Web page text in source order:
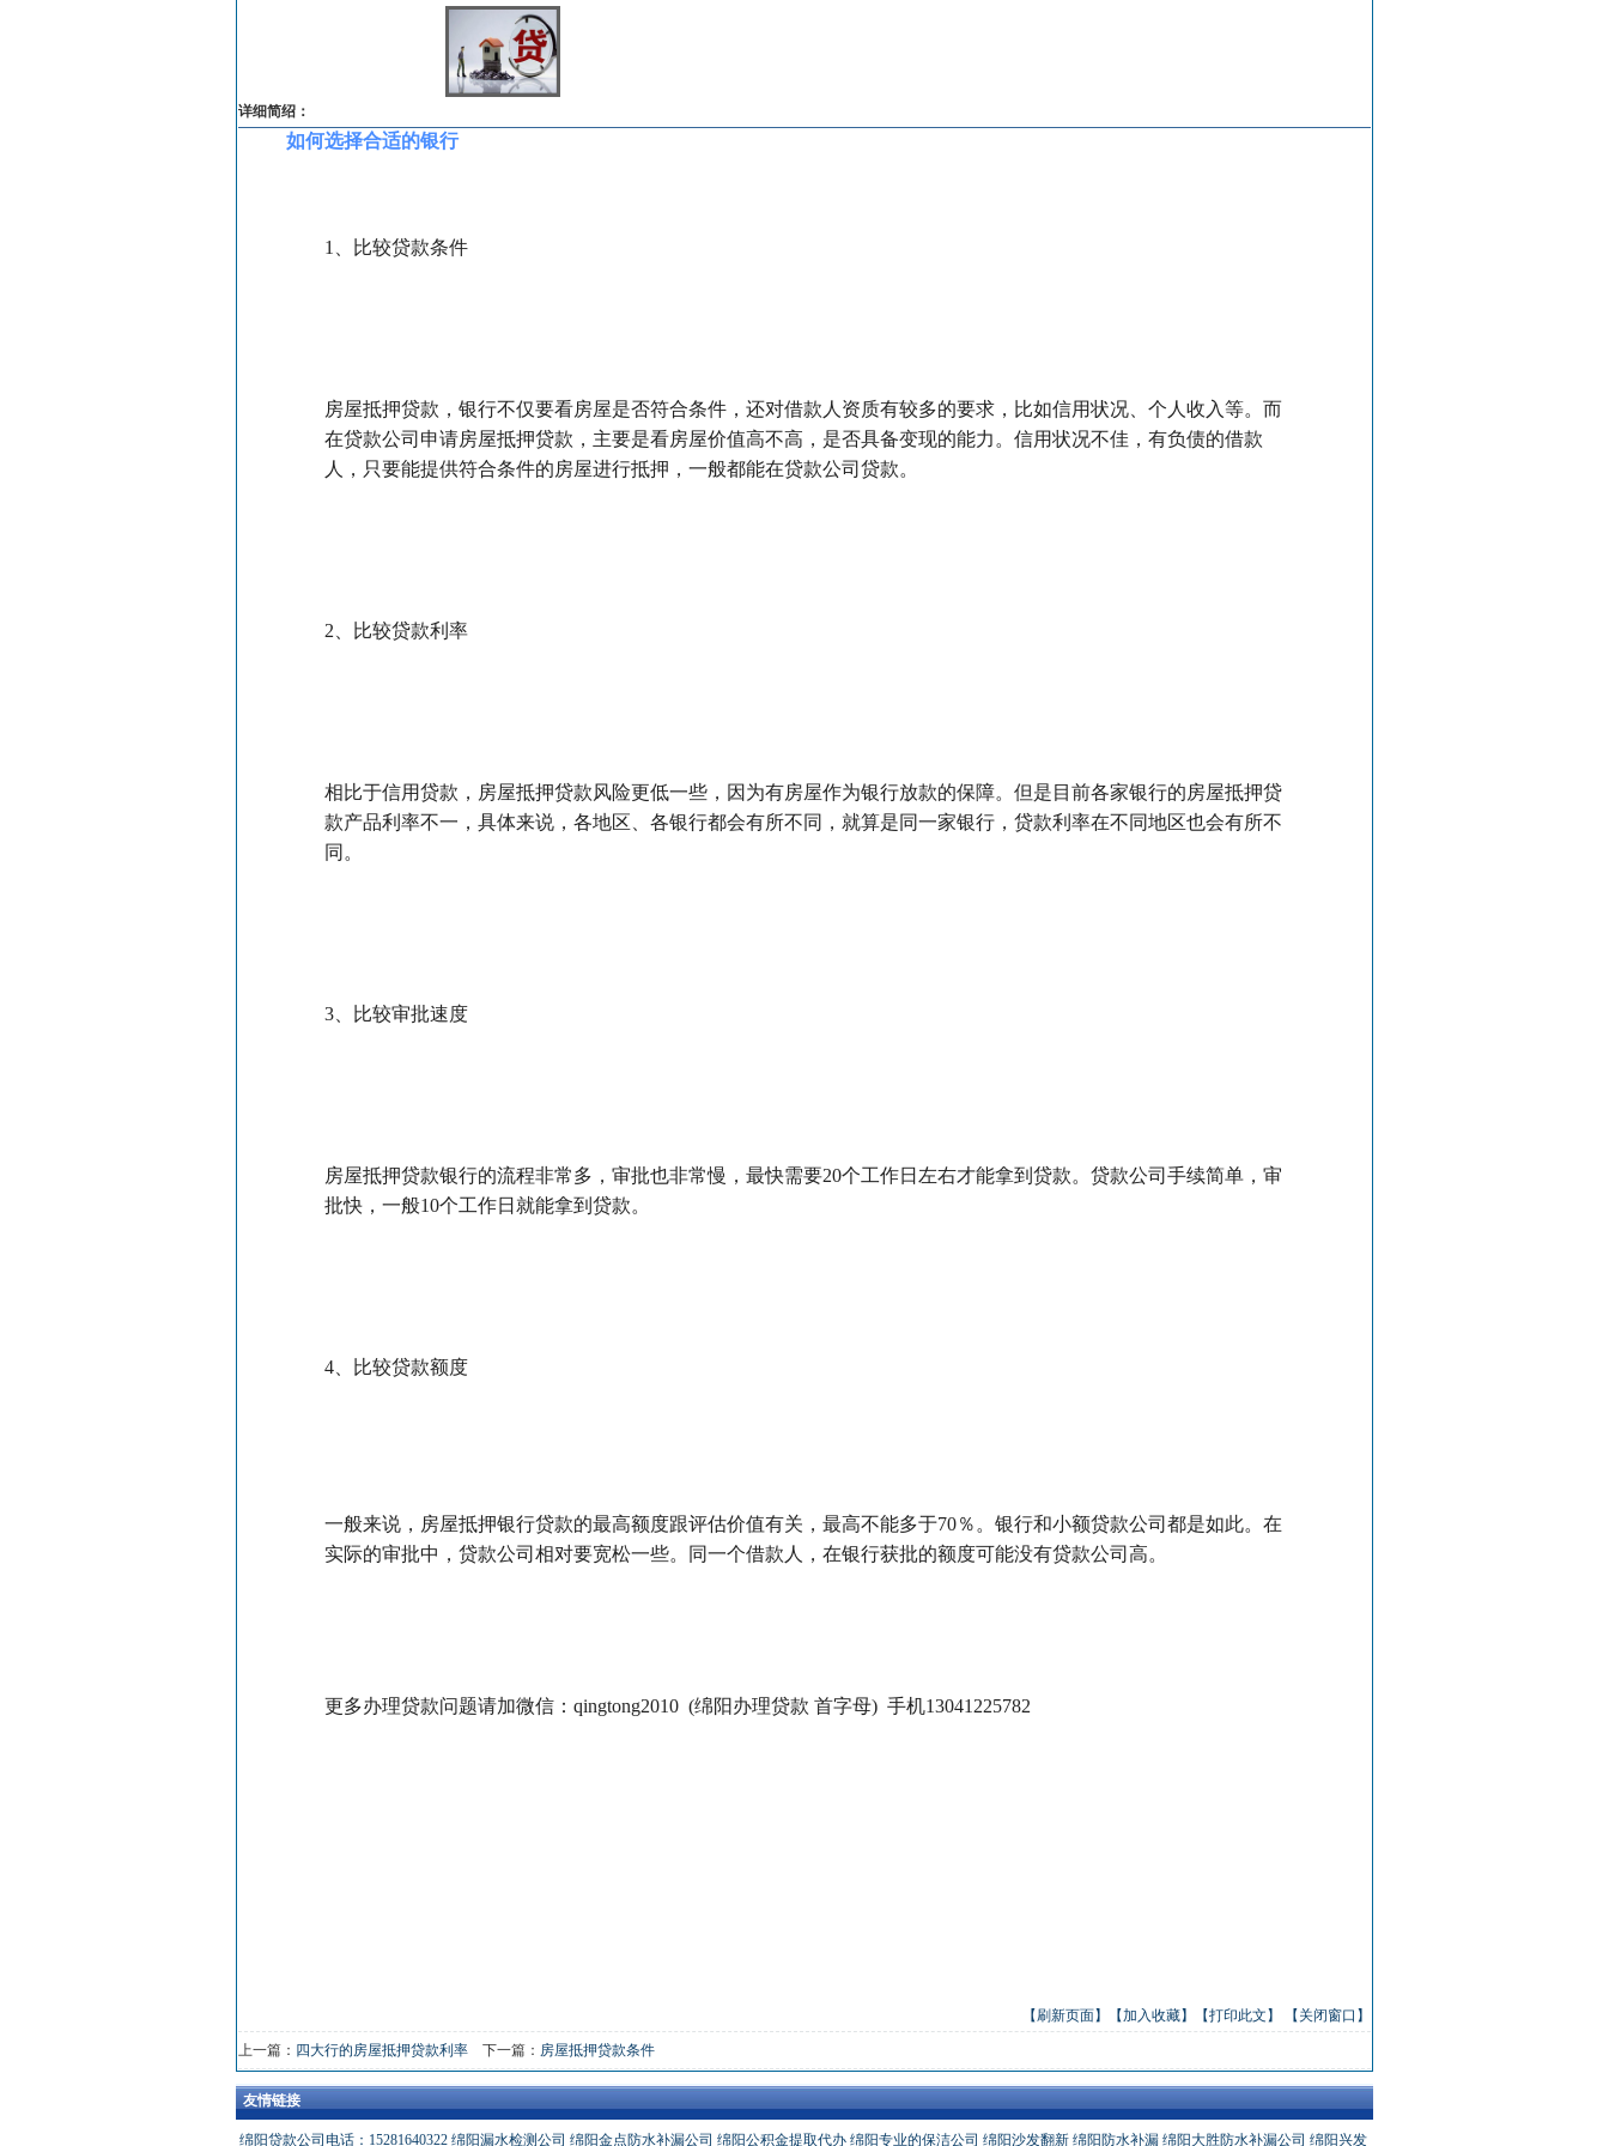
详细简绍：
如何选择合适的银行
1、比较贷款条件
房屋抵押贷款，银行不仅要看房屋是否符合条件，还对借款人资质有较多的要求，比如信用状况、个人收入等。而
在贷款公司申请房屋抵押贷款，主要是看房屋价值高不高，是否具备变现的能力。信用状况不佳，有负债的借款
人，只要能提供符合条件的房屋进行抵押，一般都能在贷款公司贷款。
2、比较贷款利率
相比于信用贷款，房屋抵押贷款风险更低一些，因为有房屋作为银行放款的保障。但是目前各家银行的房屋抵押贷
款产品利率不一，具体来说，各地区、各银行都会有所不同，就算是同一家银行，贷款利率在不同地区也会有所不
同。
3、比较审批速度
房屋抵押贷款银行的流程非常多，审批也非常慢，最快需要20个工作日左右才能拿到贷款。贷款公司手续简单，审
批快，一般10个工作日就能拿到贷款。
4、比较贷款额度
一般来说，房屋抵押银行贷款的最高额度跟评估价值有关，最高不能多于70％。银行和小额贷款公司都是如此。在
实际的审批中，贷款公司相对要宽松一些。同一个借款人，在银行获批的额度可能没有贷款公司高。
更多办理贷款问题请加微信：qingtong2010 (绵阳办理贷款 首字母) 手机13041225782
【刷新页面】 【加入收藏】 【打印此文】 【关闭窗口】
上一篇： 四大行的房屋抵押贷款利率 下一篇： 房屋抵押贷款条件
友情链接
绵阳贷款公司电话：15281640322 绵阳漏水检测公司 绵阳金点防水补漏公司 绵阳公积金提取代办 绵阳专业的保洁公司 绵阳沙发翻新 绵阳防水补漏 绵阳大胜防水补漏公司 绵阳兴发